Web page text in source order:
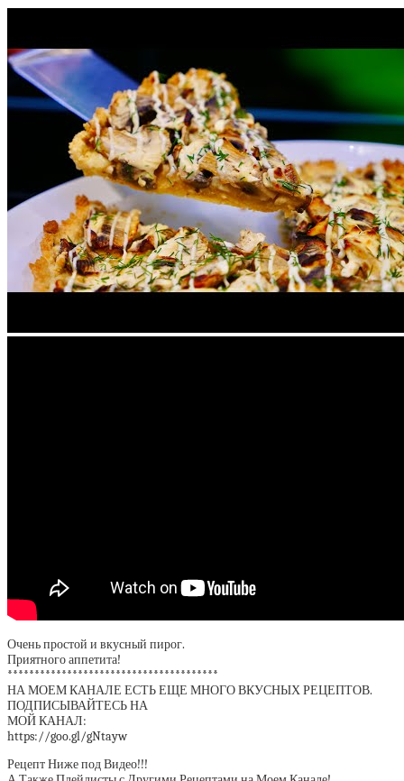
Очень простой и вкусный пирог.
Приятного аппетита!
***************************************
НА МОЕМ КАНАЛЕ ЕСТЬ ЕЩЕ МНОГО ВКУСНЫХ РЕЦЕПТОВ.
ПОДПИСЫВАЙТЕСЬ НА
МОЙ КАНАЛ:
https://goo.gl/gNtayw
Рецепт Ниже под Видео!!!